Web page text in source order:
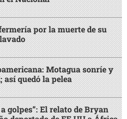
por la muerte de su
Motagua sonríe y
quedó la pelea
golpes”: El relato de Bryan